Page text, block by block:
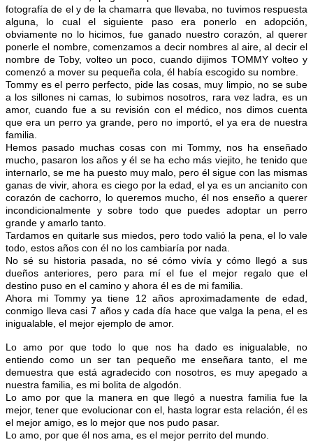
fotografía de el y de la chamarra que llevaba, no tuvimos respuesta
alguna, lo cual el siguiente paso era ponerlo en adopción,
obviamente no lo hicimos, fue ganado nuestro corazón, al querer
ponerle el nombre, comenzamos a decir nombres al aire, al decir el
nombre de Toby, volteo un poco, cuando dijimos TOMMY volteo y
comenzó a mover su pequeña cola, él había escogido su nombre.
Tommy es el perro perfecto, pide las cosas, muy limpio, no se sube
a los sillones ni camas, lo subimos nosotros, rara vez ladra, es un
amor, cuando fue a su revisión con el médico, nos dimos cuenta
que era un perro ya grande, pero no importó, el ya era de nuestra
familia.
Hemos pasado muchas cosas con mi Tommy, nos ha enseñado
mucho, pasaron los años y él se ha echo más viejito, he tenido que
internarlo, se me ha puesto muy malo, pero él sigue con las mismas
ganas de vivir, ahora es ciego por la edad, el ya es un ancianito con
corazón de cachorro, lo queremos mucho, él nos enseño a querer
incondicionalmente y sobre todo que puedes adoptar un perro
grande y amarlo tanto.
Tardamos en quitarle sus miedos, pero todo valió la pena, el lo vale
todo, estos años con él no los cambiaría por nada.
No sé su historia pasada, no sé cómo vivía y cómo llegó a sus
dueños anteriores, pero para mí el fue el mejor regalo que el
destino puso en el camino y ahora él es de mi familia.
Ahora mi Tommy ya tiene 12 años aproximadamente de edad,
conmigo lleva casi 7 años y cada día hace que valga la pena, el es
inigualable, el mejor ejemplo de amor.
Lo amo por que todo lo que nos ha dado es inigualable, no
entiendo como un ser tan pequeño me enseñara tanto, el me
demuestra que está agradecido con nosotros, es muy apegado a
nuestra familia, es mi bolita de algodón.
Lo amo por que la manera en que llegó a nuestra familia fue la
mejor, tener que evolucionar con el, hasta lograr esta relación, él es
el mejor amigo, es lo mejor que nos pudo pasar.
Lo amo, por que él nos ama, es el mejor perrito del mundo.